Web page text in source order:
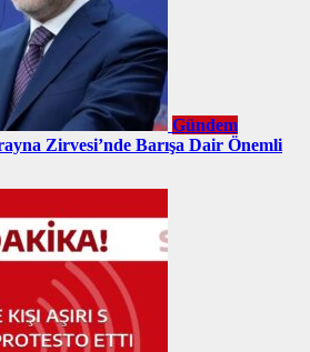
Gündem
Zirvesi’nde Barışa Dair Önemli